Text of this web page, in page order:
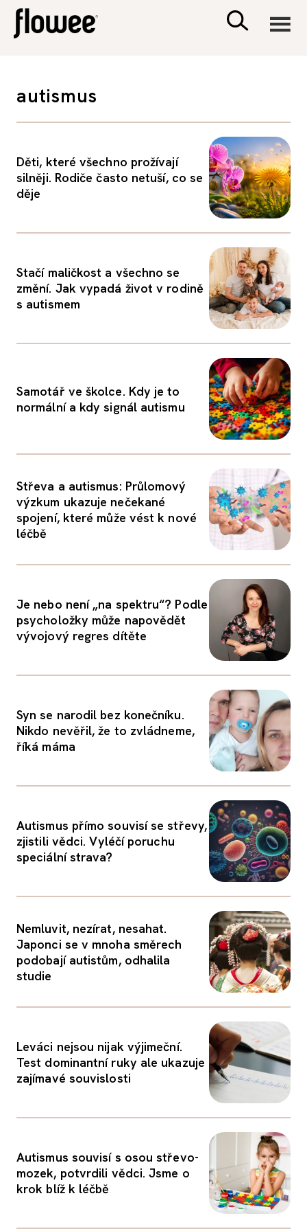
PSYCHOLOGIE
PORADNA
autismus
Děti, které všechno prožívají
silněji. Rodiče často netuší, co se
děje
Stačí maličkost a všechno se
změní. Jak vypadá život v rodině
s autismem
Samotář ve školce. Kdy je to
normální a kdy signál autismu
Střeva a autismus: Průlomový
výzkum ukazuje nečekané
spojení, které může vést k nové
léčbě
Je nebo není „na spektru“? Podle
psycholožky může napovědět
vývojový regres dítěte
Syn se narodil bez konečníku.
Nikdo nevěřil, že to zvládneme,
říká máma
Autismus přímo souvisí se střevy,
zjistili vědci. Vyléčí poruchu
speciální strava?
Nemluvit, nezírat, nesahat.
Japonci se v mnoha směrech
podobají autistům, odhalila
studie
Leváci nejsou nijak výjimeční.
Test dominantní ruky ale ukazuje
zajímavé souvislosti
Autismus souvisí s osou střevo-
mozek, potvrdili vědci. Jsme o
krok blíž k léčbě